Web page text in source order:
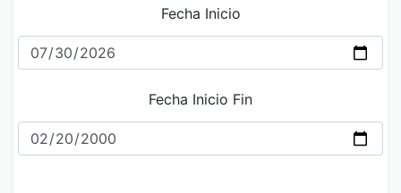
Fecha Inicio
Fecha Inicio Fin